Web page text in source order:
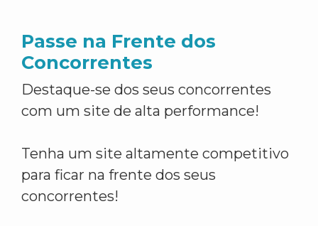
Passe na Frente dos
Concorrentes
Destaque-se dos seus concorrentes
com um site de alta performance!
Tenha um site altamente competitivo
para ficar na frente dos seus
concorrentes!